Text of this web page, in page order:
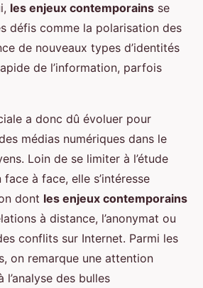
les enjeux contemporains se
défis comme la polarisation des
de nouveaux types d’identités
de l’information, parfois
a donc dû évoluer pour
médias numériques dans le
Loin de se limiter à l’étude
à face, elle s’intéresse
dont les enjeux contemporains
à distance, l’anonymat ou
conflits sur Internet. Parmi les
on remarque une attention
des bulles